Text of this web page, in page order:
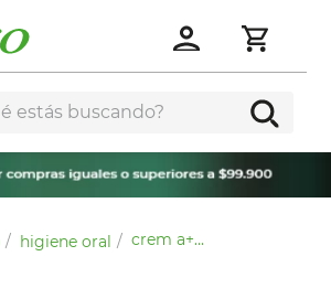
estás buscando?
higiene oral crem a+h care sensitive b caja 127 g